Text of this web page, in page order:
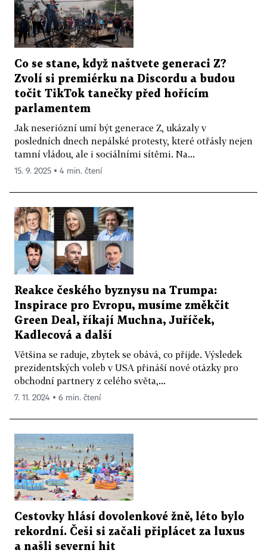
Co se stane, když naštvete generaci Z?
Zvolí si premiérku na Discordu a budou
točit TikTok tanečky před hořícím
parlamentem
Jak neseriózní umí být generace Z, ukázaly v
posledních dnech nepálské protesty, které otřásly nejen
tamní vládou, ale i sociálními sítěmi. Na...
15. 9. 2025 ▪ 4 min. čtení
Reakce českého byznysu na Trumpa:
Inspirace pro Evropu, musíme změkčit
Green Deal, říkají Muchna, Juříček,
Kadlecová a další
Většina se raduje, zbytek se obává, co přijde. Výsledek
prezidentských voleb v USA přináší nové otázky pro
obchodní partnery z celého světa,...
7. 11. 2024 ▪ 6 min. čtení
Cestovky hlásí dovolenkové žně, léto bylo
rekordní. Češi si začali připlácet za luxus
a našli severní hit